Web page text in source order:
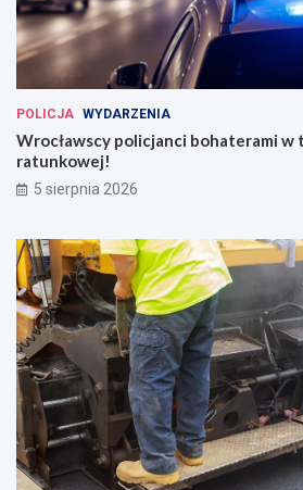
POLICJA WYDARZENIA
Wrocławscy policjanci bohaterami w
ratunkowej!
5 sierpnia 2026